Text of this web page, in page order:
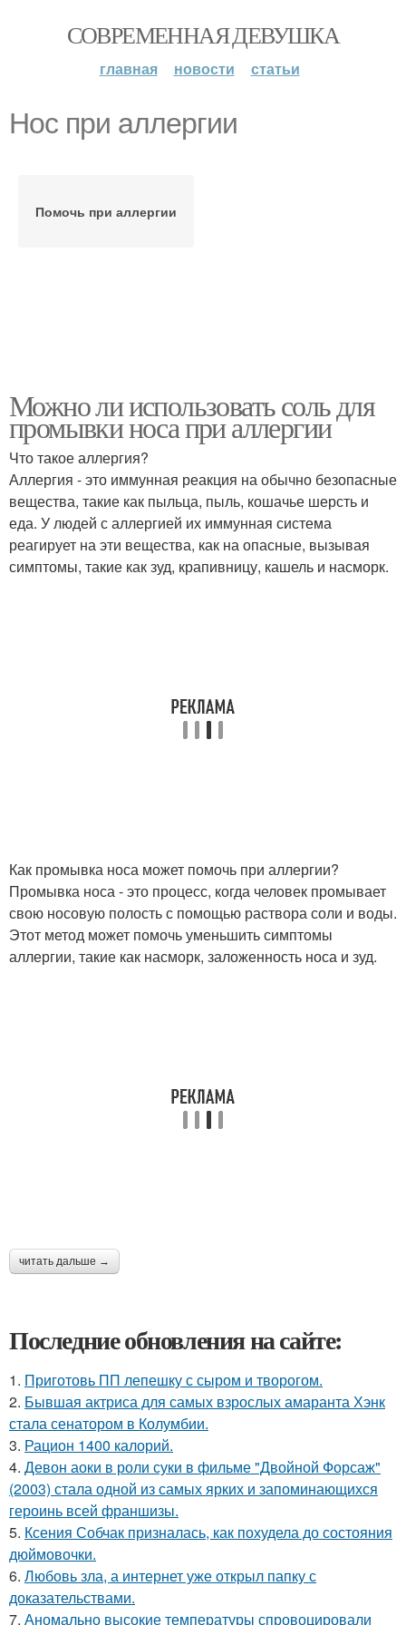
СОВРЕМЕННАЯ ДЕВУШКА
главная новости статьи
Нос при аллергии
Помочь при аллергии
Можно ли использовать соль для
промывки носа при аллергии
Что такое аллергия?
Аллергия - это иммунная реакция на обычно безопасные
вещества, такие как пыльца, пыль, кошачье шерсть и
еда. У людей с аллергией их иммунная система
реагирует на эти вещества, как на опасные, вызывая
симптомы, такие как зуд, крапивницу, кашель и насморк.
Как промывка носа может помочь при аллергии?
Промывка носа - это процесс, когда человек промывает
свою носовую полость с помощью раствора соли и воды.
Этот метод может помочь уменьшить симптомы
аллергии, такие как насморк, заложенность носа и зуд.
читать дальше →
Последние обновления на сайте:
1. Приготовь ПП лепешку с сыром и творогом.
2. Бывшая актриса для самых взрослых амаранта Хэнк
стала сенатором в Колумбии.
3. Рацион 1400 калорий.
4. Девон аоки в роли суки в фильме "Двойной Форсаж"
(2003) стала одной из самых ярких и запоминающихся
героинь всей франшизы.
5. Ксения Собчак призналась, как похудела до состояния
дюймовочки.
6. Любовь зла, а интернет уже открыл папку с
доказательствами.
7. Аномально высокие температуры спровоцировали